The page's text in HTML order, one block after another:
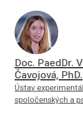
Doc. PaedDr.
Čavojová, PhD.
Ústav
spoločenských a